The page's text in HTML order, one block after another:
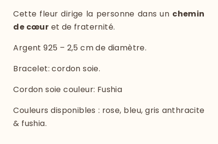
Cette fleur dirige la personne dans un chemin
de cœur et de fraternité.
Argent 925 – 2,5 cm de diamètre.
Bracelet: cordon soie.
Cordon soie couleur: Fushia
Couleurs disponibles : rose, bleu, gris anthracite
& fushia.